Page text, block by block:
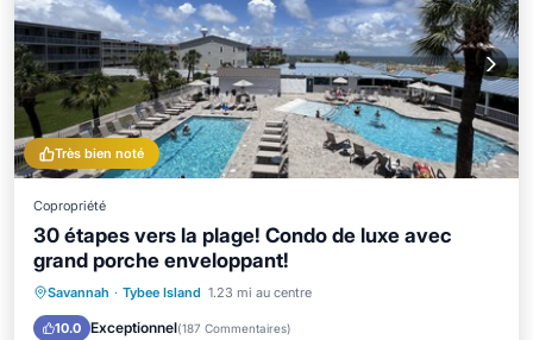
Très bien noté
Copropriété
30 étapes vers la plage! Condo de luxe avec
grand porche enveloppant!
Savannah · Tybee Island 1.23 mi au centre
10.0 Exceptionnel(187 Commentaires)
Piscine privée Parking
Vue sur l’océan